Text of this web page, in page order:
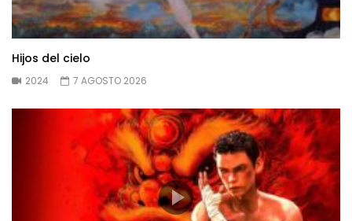
Hijos del cielo
2024 7 AGOSTO 2026